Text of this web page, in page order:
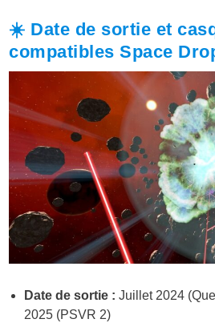
☀️ Date de sortie et
compatibles Space
Date de sortie : Juillet 2024
2025 (PSVR 2)